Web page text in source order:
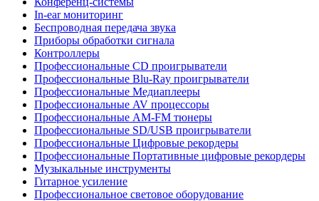
In-ear мониторинг
Беспроводная передача звука
Приборы обработки сигнала
Контроллеры
Профессиональные СD проигрыватели
Профессиональные Blu-Ray проигрыватели
Профессиональные Медиаплееры
Профессиональные AV процессоры
Профессиональные AM-FM тюнеры
Профессиональные SD/USB проигрыватели
Профессиональные Цифровые рекордеры
Профессиональные Портативные цифровые рекордеры
Музыкальные инструменты
Гитарное усиление
Профессиональное световое оборудование